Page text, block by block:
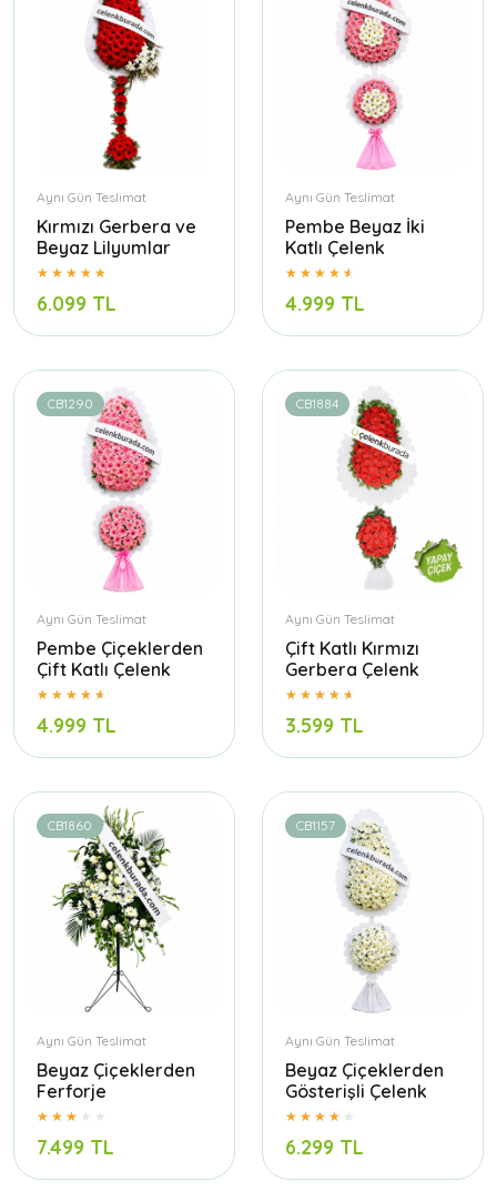
Aynı Gün Teslimat
Kırmızı Gerbera ve
Beyaz Lilyumlar
6.099 TL
Aynı Gün Teslimat
Pembe Beyaz İki
Katlı Çelenk
4.999 TL
CB1290
Aynı Gün Teslimat
Pembe Çiçeklerden
Çift Katlı Çelenk
4.999 TL
CB1884
Aynı Gün Teslimat
Çift Katlı Kırmızı
Gerbera Çelenk
3.599 TL
CB1860
Aynı Gün Teslimat
Beyaz Çiçeklerden
Ferforje
7.499 TL
CB1157
Aynı Gün Teslimat
Beyaz Çiçeklerden
Gösterişli Çelenk
6.299 TL